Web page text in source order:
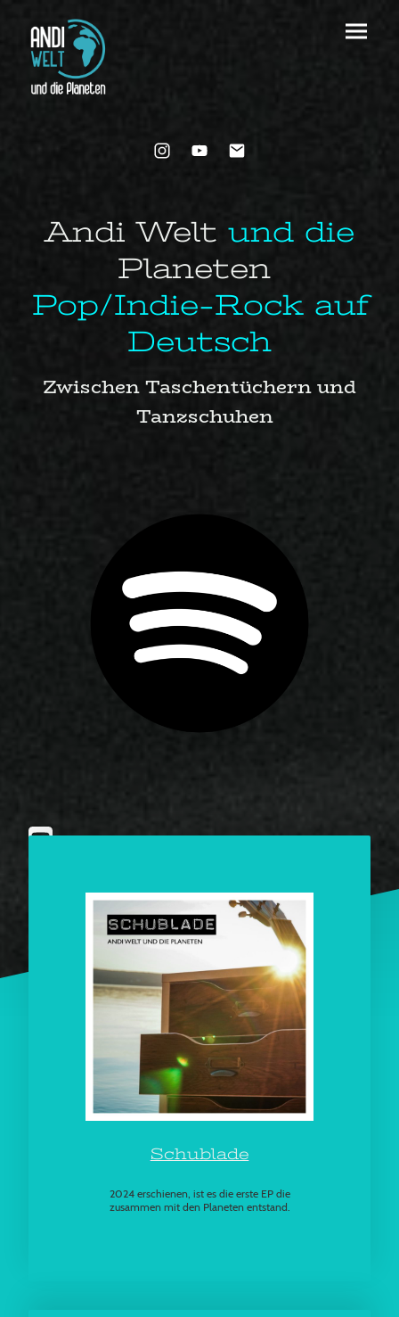
Andi Welt und die
Planeten
Pop/Indie-Rock auf
Deutsch
Zwischen Taschentüchern und
Tanzschuhen
Schublade
2024 erschienen, ist es die erste EP die
zusammen mit den Planeten entstand.